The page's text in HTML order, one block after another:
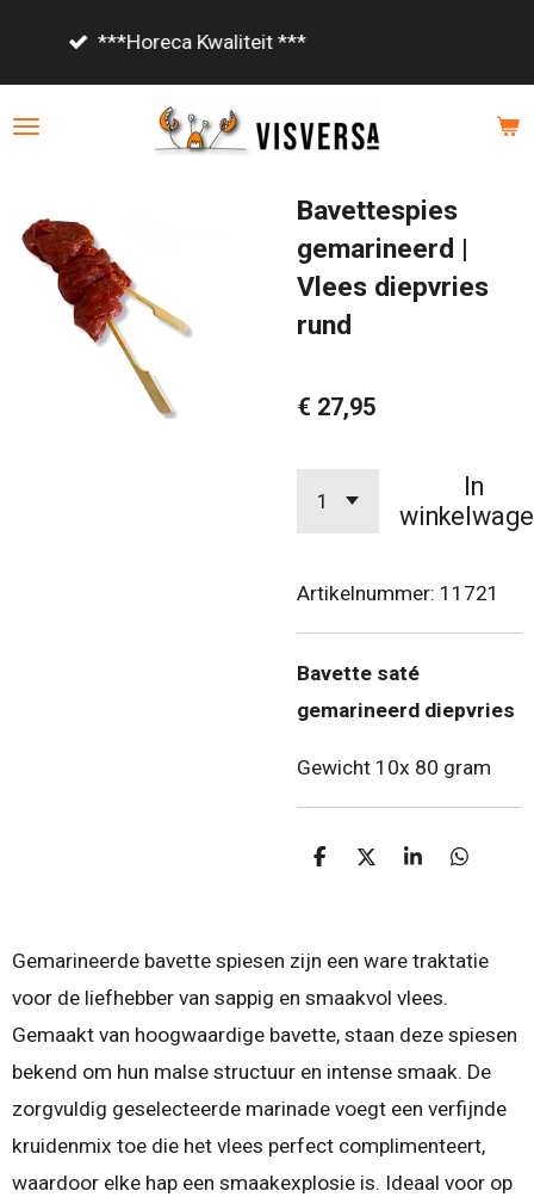
de
Vanaf €85,- gratis bezorgd!
Bavettespies
gemarineerd |
Vlees diepvries
rund
€ 27,95
In
Artikelnummer: 11721
Bavette saté
gemarineerd diepvries
Gewicht 10x 80 gram
D
n
D
S
e
D
n
Gemarineerde bavette spiesen zijn een ware traktatie
voor de liefhebber van sappig en smaakvol vlees.
Gemaakt van hoogwaardige bavette, staan deze spiesen
bekend om hun malse structuur en intense smaak. De
zorgvuldig geselecteerde marinade voegt een verfijnde
kruidenmix toe die het vlees perfect complimenteert,
waardoor elke hap een smaakexplosie is. Ideaal voor op